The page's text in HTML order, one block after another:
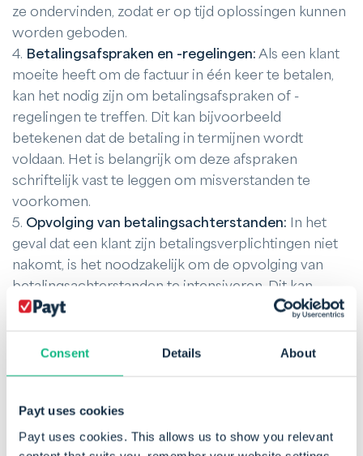
Consent Details About
Payt uses cookies
Payt uses cookies. This allows us to show you relevant
ze ondervinden, zodat er op tijd oplossingen kunnen
worden geboden.
4. Betalingsafspraken en -regelingen: Als een klant
moeite heeft om de factuur in één keer te betalen,
kan het nodig zijn om betalingsafspraken of -
regelingen te treffen. Dit kan bijvoorbeeld
betekenen dat de betaling in termijnen wordt
voldaan. Het is belangrijk om deze afspraken
schriftelijk vast te leggen om misverstanden te
voorkomen.
5. Opvolging van betalingsachterstanden: In het
geval dat een klant zijn betalingsverplichtingen niet
nakomt, is het noodzakelijk om de opvolging van
betalingsachterstanden te intensiveren. Dit kan
onder meer het versturen van aanmaningen en
een duidelijk beleid te hebben voor het omgaan met
6.Juridische stappen:
nodig zijn om juridische stappen te ondernemen,